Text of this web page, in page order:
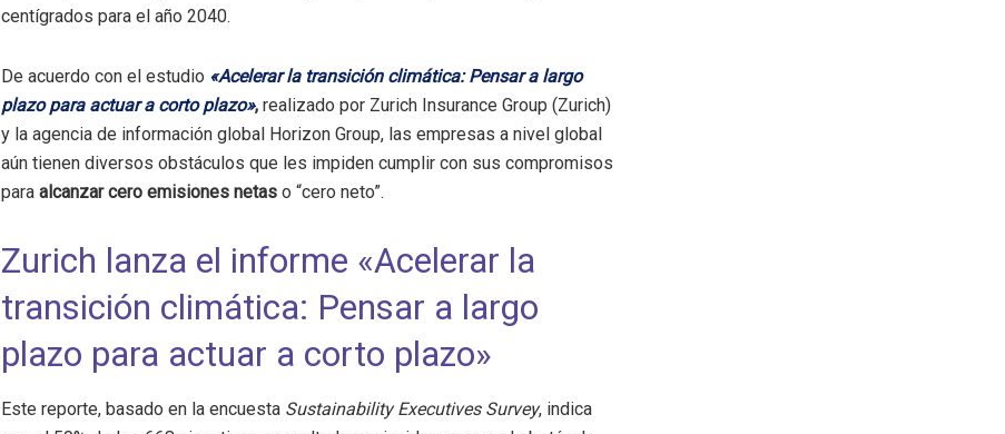
centígrados para el año 2040.
De acuerdo con el estudio «Acelerar la transición climática: Pensar a largo
plazo para actuar a corto plazo», realizado por Zurich Insurance Group (Zurich)
y la agencia de información global Horizon Group, las empresas a nivel global
aún tienen diversos obstáculos que les impiden cumplir con sus compromisos
para alcanzar cero emisiones netas o “cero neto”.
Zurich lanza el informe «Acelerar la
transición climática: Pensar a largo
plazo para actuar a corto plazo»
Este reporte, basado en la encuesta Sustainability Executives Survey, indica